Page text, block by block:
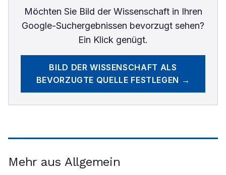
Möchten Sie Bild der Wissenschaftin Ihren
Google-Suchergebnissen bevorzugt sehen?
Ein Klick genügt.
BILD DER WISSENSCHAFT ALS
BEVORZUGTE QUELLE FESTLEGEN →
Mehr aus Allgemein